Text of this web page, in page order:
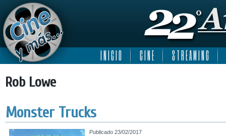
I N I C I O C I N E S T R E A M I N G
Rob Lowe
Monster Trucks
Publicado 23/02/2017